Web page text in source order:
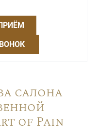
салона
of Pain